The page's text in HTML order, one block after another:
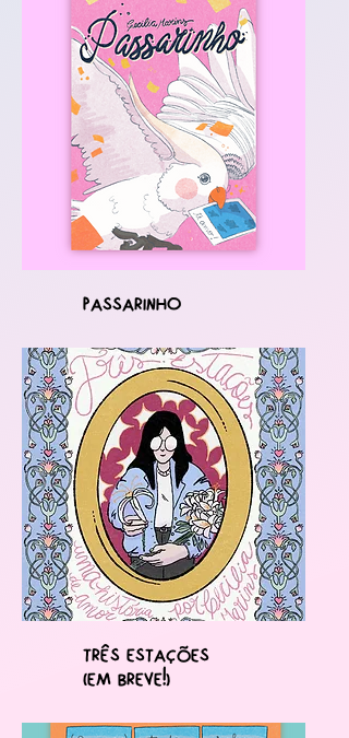
passarinho
Três Estações
(em breve!)